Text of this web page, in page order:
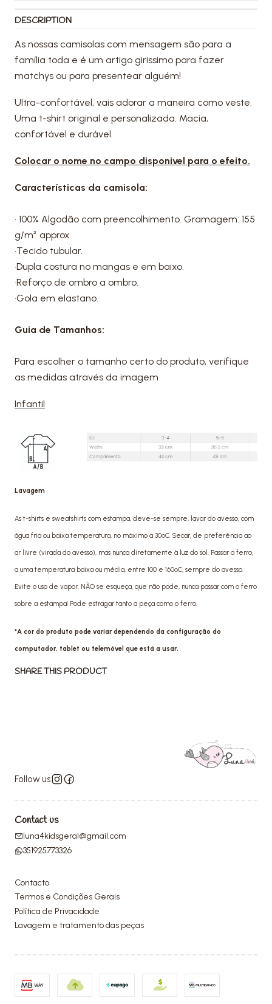
DESCRIPTION
As nossas camisolas com mensagem são para a
família toda e é um artigo girissimo para fazer
matchys ou para presentear alguém!
Ultra-confortável, vais adorar a maneira como veste.
Uma t-shirt original e personalizada. Macia,
confortável e durável.
Colocar o nome no campo disponivel para o efeito.
Características da camisola:
• 100% Algodão com preencolhimento. Gramagem: 155
g/m² approx
•Tecido tubular.
•Dupla costura no mangas e em baixo.
•Reforço de ombro a ombro.
•Gola em elastano.
Guia de Tamanhos:
Para escolher o tamanho certo do produto, verifique
as medidas através da imagem
Infantil
Lavagem
As t-shirts e sweatshirts com estampa, deve-se sempre, lavar do avesso, com
água fria ou baixa temperatura, no máximo a 30ºC. Secar, de preferência ao
ar livre (virada do avesso), mas nunca diretamente à luz do sol. Passar a ferro,
a uma temperatura baixa ou média, entre 100 e 160ºC, sempre do avesso.
Evite o uso de vapor. NÃO se esqueça, que não pode, nunca passar com o ferro
sobre a estampa! Pode estragar tanto a peça como o ferro.
*A cor do produto pode variar dependendo da configuração do
computador, tablet ou telemóvel que está a usar.
SHARE THIS PRODUCT
Follow us
Contact us
luna4kidsgeral@gmail.com
351925773326
Contacto
Termos e Condições Gerais
Política de Privacidade
Lavagem e tratamento das peças